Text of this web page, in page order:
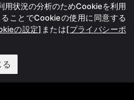
用状況の分析のためCookieを利用
ことでCookieの使用に同意する
の設定] または[プライバシーポ
る